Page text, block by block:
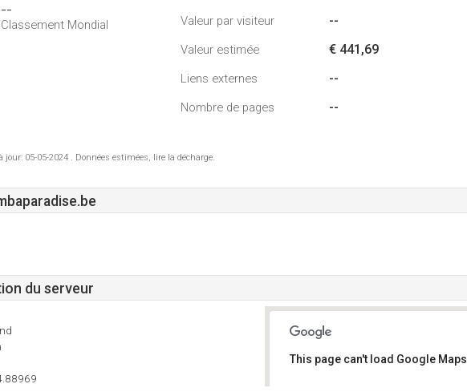
--
Classement Mondial Valeur par visiteur --
Valeur estimée € 441,69
Liens externes --
Nombre de pages --
jour: 05-05-2024 . Données estimées, lire la décharge.
du serveur
This page can't load Google